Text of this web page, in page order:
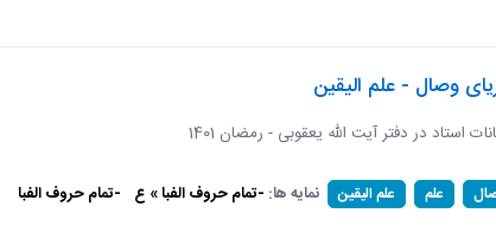
وصال - علم الیقین
استاد در دفتر آیت الله یعقوبی - رمضان 1401
علم علم الیقین نمایه ها: -تمام حروف الفبا » ع -تمام حروف الفبا